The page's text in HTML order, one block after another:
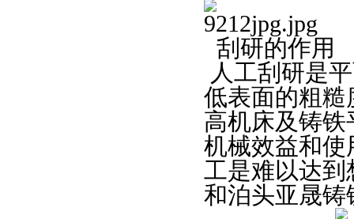
刮研的作用
人工刮研是
低表面的粗糙
高机床及铸
机械效益和使
工是难以达到
和泊头亚晟铸